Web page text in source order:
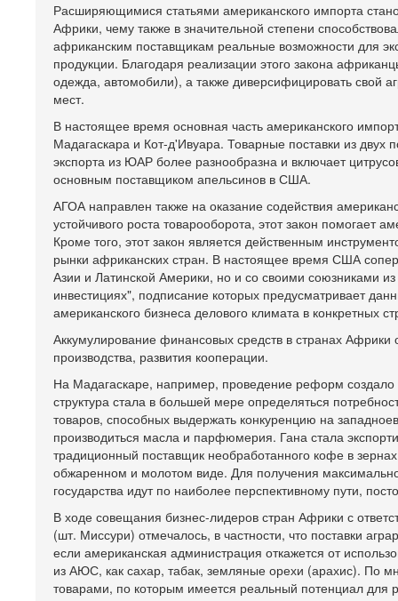
Расширяющимися статьями американского импорта
Африки, чему также в значительной степени
африканским поставщикам реальные возможности для
продукции. Благодаря реализации этого закона
одежда, автомобили), а также диверсифицировать свой
мест.
В настоящее время основная часть американского
Мадагаскара и Кот-д'Ивуара. Товарные поставки из двух
экспорта из ЮАР более разнообразна и включает
основным поставщиком апельсинов в США.
АГОА направлен также на оказание содействия
устойчивого роста товарооборота, этот закон помогает
Кроме того, этот закон является действенным
рынки африканских стран. В настоящее время США
Азии и Латинской Америки, но и со своими союзниками
инвестициях", подписание которых предусматривает
американского бизнеса делового климата в конкретных
Аккумулирование финансовых средств в странах
производства, развития кооперации.
На Мадагаскаре, например, проведение реформ создало
структура стала в большей мере определяться
товаров, способных выдержать конкуренцию на
производиться масла и парфюмерия. Гана стала
традиционный поставщик необработанного кофе в
обжаренном и молотом виде. Для получения
государства идут по наиболее перспективному пути,
В ходе совещания бизнес-лидеров стран Африки с
(шт. Миссури) отмечалось, в частности, что поставки
если американская администрация откажется от
из АЮС, как сахар, табак, земляные орехи (арахис). По
товарами, по которым имеется реальный потенциал для